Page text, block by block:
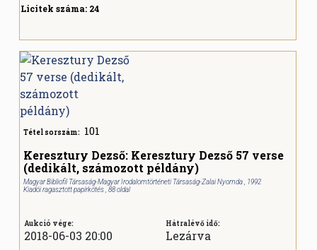
Licitek száma: 24
Tétel sorszám: 101
Keresztury Dezső: Keresztury Dezső 57 verse
(dedikált, számozott példány)
Magyar Bibliofil Társaság-Magyar Irodalomtörténeti Társaság-Zalai Nyomda , 1992
Kiadói ragasztott papírkötés , 88 oldal
Aukció vége:
2018-06-03 20:00
Hátralévő idő:
Lezárva